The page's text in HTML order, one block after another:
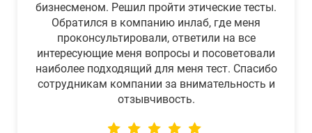
бизнесменом. Решил пройти этические тесты.
Обратился в компанию инлаб, где меня
проконсультировали, ответили на все
интересующие меня вопросы и посоветовали
наиболее подходящий для меня тест. Спасибо
сотрудникам компании за внимательность и
отзывчивость.